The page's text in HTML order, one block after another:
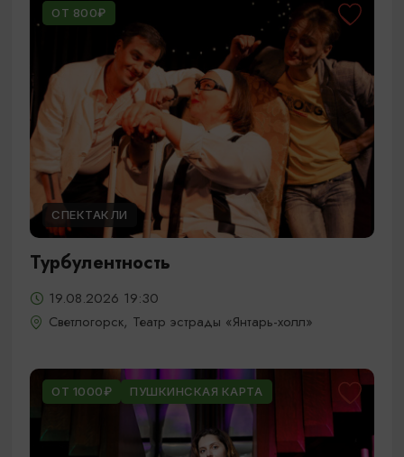
ОТ 800₽
СПЕКТАКЛИ
Турбулентность
19.08.2026 19:30
Светлогорск, Театр эстрады «Янтарь-холл»
ОТ 1000₽ ПУШКИНСКАЯ КАРТА